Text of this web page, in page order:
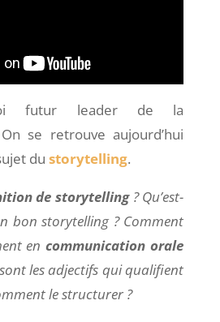
futur leader de la
se retrouve aujourd’hui
du storytelling.
de storytelling? Qu’est-
bon storytelling ? Comment
encommunication orale
les adjectifs qui qualifient
le structurer ?